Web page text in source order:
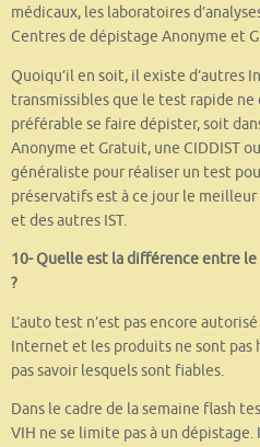
médicaux, les laboratoires
Centres de dépistage Anonyme et
Quoiqu’il en soit, il existe d’autres
transmissibles que le test rapide ne
préférable se faire dépister, soit
Anonyme et Gratuit, une CIDDIST
généraliste pour réaliser un test
préservatifs est à ce jour le
et des autres IST.
10- Quelle est la différence entre
?
L’auto test n’est pas encore
Internet et les produits ne sont pas
pas savoir lesquels sont fiables.
Dans le cadre de la semaine flash
VIH ne se limite pas à un